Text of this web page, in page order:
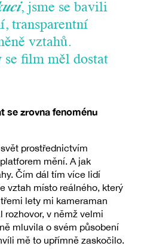
, jsme se bavili
transparentní
vztahů.
se film měl dostat
se zrovna fenoménu
prostřednictvím
mění. A jak
Čím dál tím více lidí
vztah místo reálného, který
lety mi kameraman
rozhovor, v němž velmi
mluvila o svém působení
mě to upřímně zaskočilo.